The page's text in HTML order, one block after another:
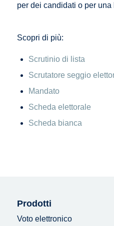
per dei candidati o per una
Scopri di più:
Scrutinio di lista
Scrutatore seggio
Mandato
Scheda elettorale
Scheda bianca
Prodotti
Voto elettronico